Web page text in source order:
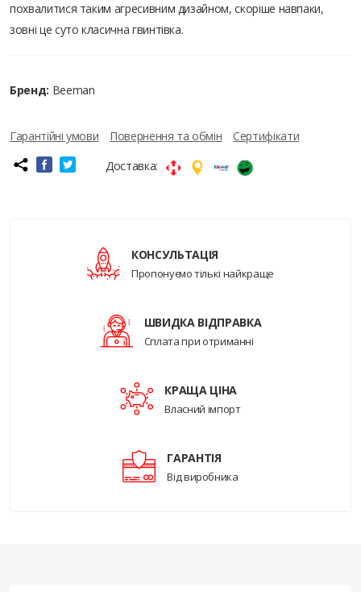
похвалитися таким агресивним дизайном, скоріше навпаки,
зовні це суто класична гвинтівка.
Бренд: Beeman
Гарантійні умови Повернення та обмін
Сертифікати
Доставка:
КОНСУЛЬТАЦІЯ
Пропонуємо тількі найкраще
ШВИДКА ВІДПРАВКА
Сплата при отриманні
КРАЩА ЦІНА
Власний імпорт
ГАРАНТІЯ
Від виробника